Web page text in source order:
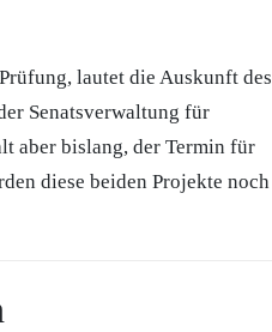
lautet die Auskunft des
Senatsverwaltung für
aber bislang, der Termin für
diese beiden Projekte noch